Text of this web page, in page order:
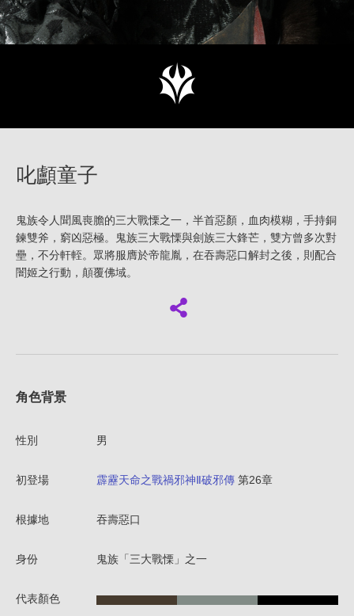
叱顱童子
鬼族令人聞風喪膽的三大戰慄之一，半首惡顏，血肉模糊，手持銅
鍊雙斧，窮凶惡極。鬼族三大戰慄與劍族三大鋒芒，雙方曾多次對
壘，不分軒輊。眾將服膺於帝龍胤，在吞壽惡口解封之後，則配合
闇姬之行動，顛覆佛域。
角色背景
性別 男
初登場 霹靂天命之戰禍邪神Ⅱ破邪傳 第26章
根據地 吞壽惡口
身份 鬼族「三大戰慄」之一
代表顏色